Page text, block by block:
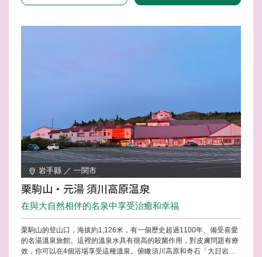
岩手縣 ／ 一関市
栗駒山・元湯 須川高原温泉
在與大自然相伴的名泉中享受治癒和幸福
栗駒山的登山口，海拔約1,126米，有一個歷史超過1100年、備受喜愛
的名湯溫泉旅館。這裡的溫泉水具有很高的殺菌作用，對皮膚問題有療
效，你可以在4個浴場享受這種溫泉。俯瞰須川高原和奇石「大日岩」